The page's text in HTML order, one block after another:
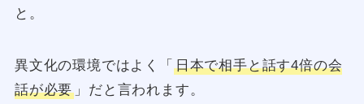
と。
異文化の環境ではよく「 日本で相手と話す4倍の会
話が必要 」だと言われます。